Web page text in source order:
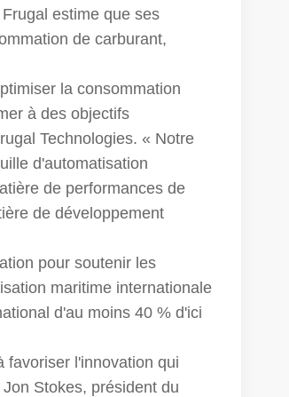
estime que ses
de carburant,
la consommation
à des objectifs
Technologies. « Notre
d'automatisation
de performances de
de développement
pour soutenir les
maritime internationale
d'au moins 40 % d'ici
favoriser l'innovation qui
Stokes, président du